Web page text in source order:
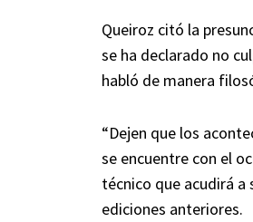
Queiroz citó la
se ha declarado no
habló de manera
“Dejen que los
se encuentre con el
técnico que acudirá
ediciones anteriores.